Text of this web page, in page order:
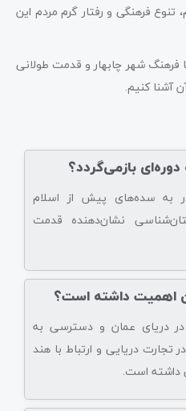
تنوع فرهنگی و رفتار گرم مردم این
فرهنگ شهر چابهار و قدمت طولانی
آشنا کنیم.
بازمی‌گردد؟
به سده‌های پیش از اسلام
نشان‌دهنده قدمت
اهمیت داشته است؟
دریای عمان و دسترسی به
تجارت دریایی و ارتباط با هند
است.